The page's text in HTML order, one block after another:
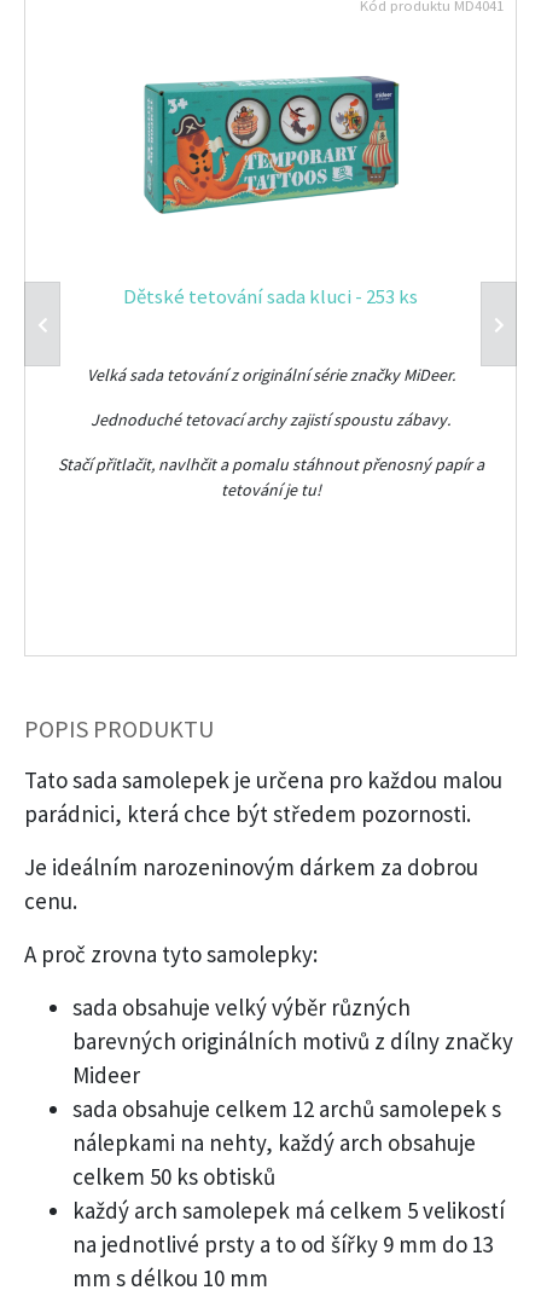
Dětské tetování sada kluci - 253 ks
Kód produktu MD4041
Velká sada tetování z originální série značky MiDeer.
Jednoduché tetovací archy zajistí spoustu zábavy.
Stačí přitlačit, navlhčit a pomalu stáhnout přenosný papír a
tetování je tu!
POPIS PRODUKTU
Tato sada samolepek je určena pro každou malou
parádnici, která chce být středem pozornosti.
Je ideálním narozeninovým dárkem za dobrou
cenu.
A proč zrovna tyto samolepky:
sada obsahuje velký výběr různých
barevných originálních motivů z dílny značky
Mideer
sada obsahuje celkem 12 archů samolepek s
nálepkami na nehty, každý arch obsahuje
celkem 50 ks obtisků
každý arch samolepek má celkem 5 velikostí
na jednotlivé prsty a to od šířky 9 mm do 13
mm s délkou 10 mm